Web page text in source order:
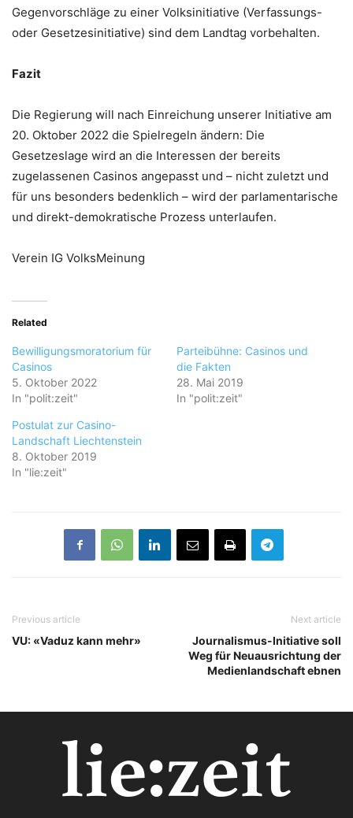
Gegenvorschläge zu einer Volksinitiative (Verfassungs-
oder Gesetzesinitiative) sind dem Landtag vorbehalten.
Fazit
Die Regierung will nach Einreichung unserer Initiative am
20. Oktober 2022 die Spielregeln ändern: Die
Gesetzeslage wird an die Interessen der bereits
zugelassenen Casinos angepasst und – nicht zuletzt und
für uns besonders bedenklich – wird der parlamentarische
und direkt-demokratische Prozess unterlaufen.
Verein IG VolksMeinung
Related
Bewilligungsmoratorium für
Casinos
5. Oktober 2022
In "polit:zeit"
Parteibühne: Casinos und
die Fakten
28. Mai 2019
In "polit:zeit"
Postulat zur Casino-
Landschaft Liechtenstein
8. Oktober 2019
In "lie:zeit"
Previous article
VU: «Vaduz kann mehr»
Next article
Journalismus-Initiative soll
Weg für Neuausrichtung der
Medienlandschaft ebnen